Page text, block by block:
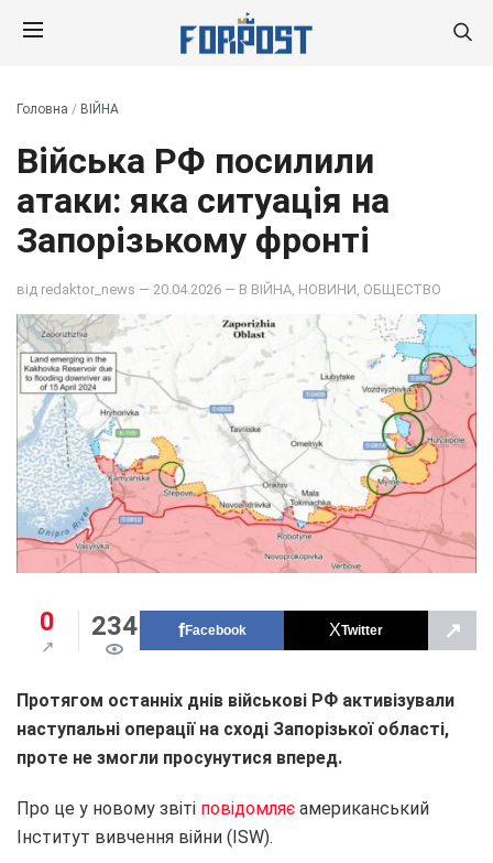
Головна / ВІЙНА
Війська РФ посилили
атаки: яка ситуація на
Запорізькому фронті
від redaktor_news — 20.04.2026 — В ВІЙНА НОВИНИ ОБЩЕСТВО
0 234 Facebook Twitter ↗
Протягом останніх днів військові РФ активізували
наступальні операції на сході Запорізької області,
проте не змогли просунутися вперед.
Про це у новому звіті повідомляє американський
Інститут вивчення війни (ISW).